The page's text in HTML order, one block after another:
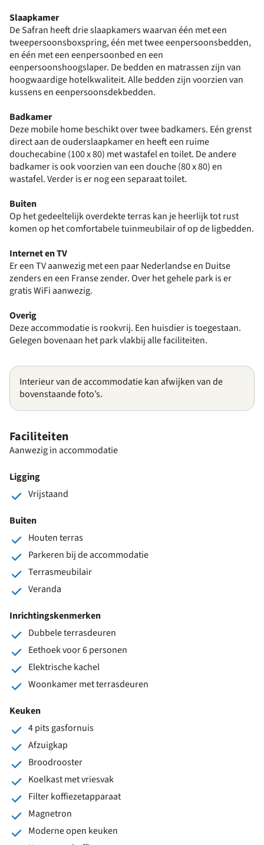
Slaapkamer
De Safran heeft drie slaapkamers waarvan één met een
tweepersoonsboxspring, één met twee eenpersoonsbedden,
en één met een eenpersoonbed en een
eenpersoonshoogslaper. De bedden en matrassen zijn van
hoogwaardige hotelkwaliteit. Alle bedden zijn voorzien van
kussens en eenpersoonsdekbedden.
Badkamer
Deze mobile home beschikt over twee badkamers. Eén grenst
direct aan de ouderslaapkamer en heeft een ruime
douchecabine (100 x 80) met wastafel en toilet. De andere
badkamer is ook voorzien van een douche (80 x 80) en
wastafel. Verder is er nog een separaat toilet.
Buiten
Op het gedeeltelijk overdekte terras kan je heerlijk tot rust
komen op het comfortabele tuinmeubilair of op de ligbedden.
Internet en TV
Er een TV aanwezig met een paar Nederlandse en Duitse
zenders en een Franse zender. Over het gehele park is er
gratis WiFi aanwezig.
Overig
Deze accommodatie is rookvrij. Een huisdier is toegestaan.
Gelegen bovenaan het park vlakbij alle faciliteiten.
Interieur van de accommodatie kan afwijken van de
bovenstaande foto’s.
Faciliteiten
Aanwezig in accommodatie
Ligging
Vrijstaand
Buiten
Houten terras
Parkeren bij de accommodatie
Terrasmeubilair
Veranda
Inrichtingskenmerken
Dubbele terrasdeuren
Eethoek voor 6 personen
Elektrische kachel
Woonkamer met terrasdeuren
Keuken
4 pits gasfornuis
Afzuigkap
Broodrooster
Koelkast met vriesvak
Filter koffiezetapparaat
Magnetron
Moderne open keuken